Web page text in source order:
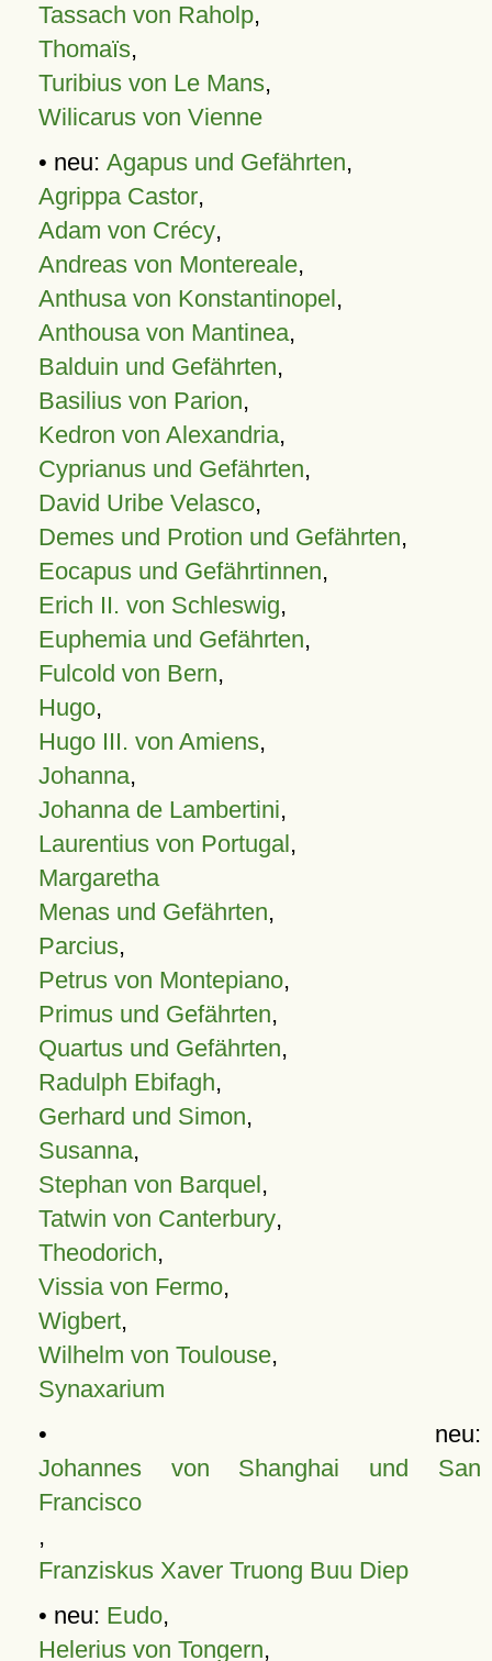
Tassach von Raholp,
Thomaïs,
Turibius von Le Mans,
Wilicarus von Vienne
• neu: Agapus und Gefährten,
Agrippa Castor,
Adam von Crécy,
Andreas von Montereale,
Anthusa von Konstantinopel,
Anthousa von Mantinea,
Balduin und Gefährten,
Basilius von Parion,
Kedron von Alexandria,
Cyprianus und Gefährten,
David Uribe Velasco,
Demes und Protion und Gefährten,
Eocapus und Gefährtinnen,
Erich II. von Schleswig,
Euphemia und Gefährten,
Fulcold von Bern,
Hugo,
Hugo III. von Amiens,
Johanna,
Johanna de Lambertini,
Laurentius von Portugal,
Margaretha
Menas und Gefährten,
Parcius,
Petrus von Montepiano,
Primus und Gefährten,
Quartus und Gefährten,
Radulph Ebifagh,
Gerhard und Simon,
Susanna,
Stephan von Barquel,
Tatwin von Canterbury,
Theodorich,
Vissia von Fermo,
Wigbert,
Wilhelm von Toulouse,
Synaxarium
• neu:
Johannes von Shanghai und San
Francisco
,
Franziskus Xaver Truong Buu Diep
• neu: Eudo,
Helerius von Tongern,